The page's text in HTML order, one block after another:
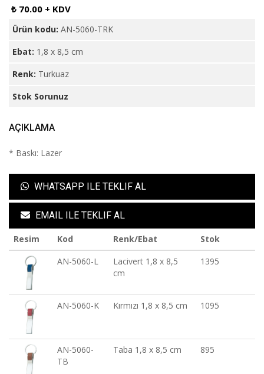
₺ 70.00 + KDV
Ürün kodu: AN-5060-TRK
Ebat: 1,8 x 8,5 cm
Renk: Turkuaz
Stok Sorunuz
AÇIKLAMA
* Baskı: Lazer
WHATSAPP ILE TEKLIF AL
EMAIL ILE TEKLIF AL
Resim Kod Renk/Ebat
Stok
AN-5060-L
Lacivert 1,8 x 8,5
cm
1395
AN-5060-K Kırmızı 1,8 x 8,5 cm 1095
AN-5060-
TB
Taba 1,8 x 8,5 cm 895